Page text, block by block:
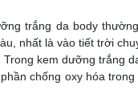
trắng da body
nhất là vào tiết trời
Trong kem dưỡng trắng
chống oxy hóa